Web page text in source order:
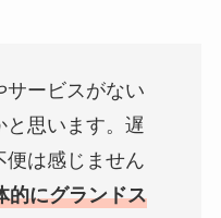
サービスがない
と思います。遅
便は感じません
的にグランドス